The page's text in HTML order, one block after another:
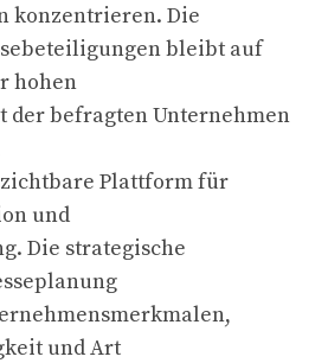
konzentrieren. Die
bleibt auf
hohen
der befragten Unternehmen
Plattform für
und
Die strategische
und Art